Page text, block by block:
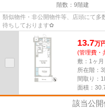
階数：9階建
類似物件・非公開物件等、店頭にて
待ちしております✿
13.7万
(管理費・
敷：1ヶ
所在階：
間取り：
面積：
該当公開